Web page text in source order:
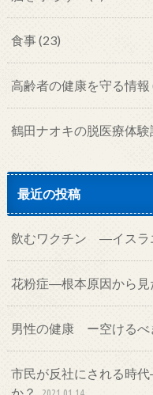
食事(23)
高齢者の健康を守る情報
鶴田ナオキの脱医療体験
最近の投稿
飲むワクチン ―イスラ
花粉症―根本原因から見
男性の健康 ー空けるべ
市民が反社にされる時